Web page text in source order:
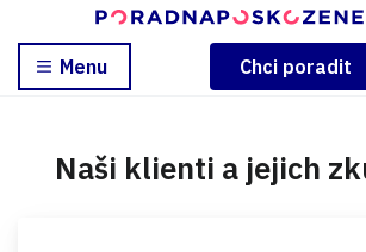
Menu Chci poradit
Naši klienti a jejich